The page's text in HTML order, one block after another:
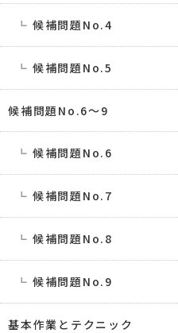
候補問題No.4
候補問題No.5
候補問題No.6〜9
候補問題No.6
候補問題No.7
候補問題No.8
候補問題No.9
基本作業とテクニック